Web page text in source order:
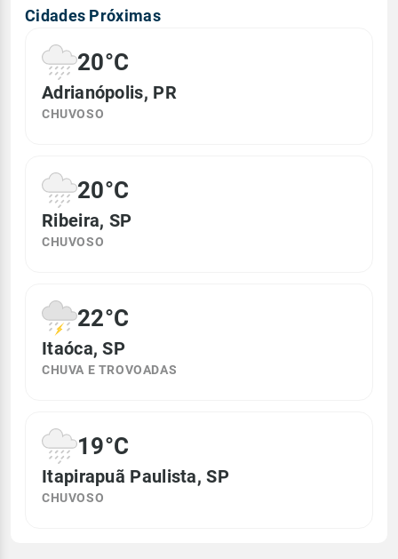
Cidades Próximas
20°C
Adrianópolis, PR
CHUVOSO
20°C
Ribeira, SP
CHUVOSO
22°C
Itaóca, SP
CHUVA E TROVOADAS
19°C
Itapirapuã Paulista, SP
CHUVOSO